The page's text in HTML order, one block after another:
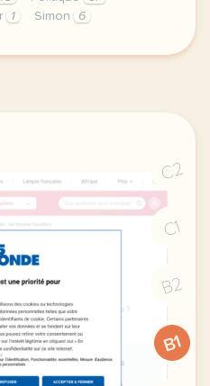
1 Simon 6
button cursor
C2
C1
B2
B1